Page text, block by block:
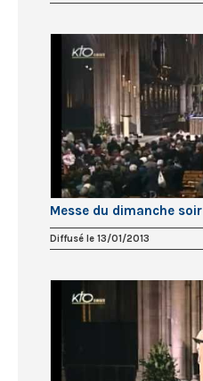
Messe du dimanche soir
Diffusé le 13/01/2013